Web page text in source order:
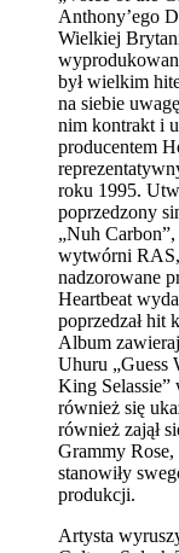
Anthony’ego
Wielkiej
był wielkim
na siebie
nim kontrakt i
producentem
roku 1995.
poprzedzony
„Nuh
wytwórni RAS,
nadzorowane
Heartbeat
poprzedzał hit
Album
Uhuru „Guess
King Selassie”
również się
również zajął
Grammy
stanowiły
produkcji.
Artysta